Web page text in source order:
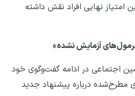
امتیاز نهایی افراد نقش داشته
آزمایش‌ نشده»
اجتماعی در ادامه گفت‌وگوی خود
مطرح‌شده درباره پیشنهاد جدید